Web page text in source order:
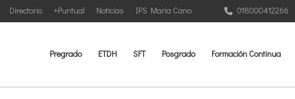
IPS María Cano
Noticias
+Puntual
Directorio 018000412266
Pregrado ETDH SFT Posgrado Formación Continua